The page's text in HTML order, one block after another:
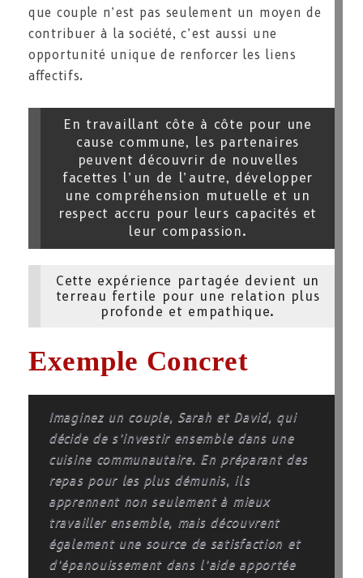
que couple n’est pas seulement un moyen de
contribuer à la société, c’est aussi une
opportunité unique de renforcer les liens
affectifs.
En travaillant côte à côte pour une
cause commune, les partenaires
peuvent découvrir de nouvelles
facettes l’un de l’autre, développer
une compréhension mutuelle et un
respect accru pour leurs capacités et
leur compassion.
Cette expérience partagée devient un
terreau fertile pour une relation plus
profonde et empathique.
Exemple Concret
Imaginez un couple, Sarah et David, qui
décide de s’investir ensemble dans une
cuisine communautaire. En préparant des
repas pour les plus démunis, ils
apprennent non seulement à mieux
travailler ensemble, mais découvrent
également une source de satisfaction et
d’épanouissement dans l’aide apportée